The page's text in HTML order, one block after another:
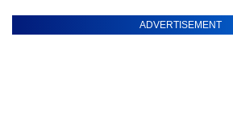
ADVERTISEMENT